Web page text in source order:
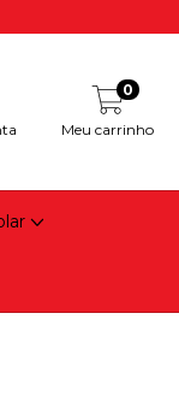
Meu carrinho
0